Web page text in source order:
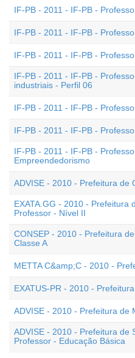
IF-PB - 2011 - IF-PB -
IF-PB - 2011 - IF-PB -
IF-PB - 2011 - IF-PB -
IF-PB - 2011 - IF-PB -
industriais - Perfil 06
IF-PB - 2011 - IF-PB -
IF-PB - 2011 - IF-PB -
IF-PB - 2011 - IF-PB -
Empreendedorismo
ADVISE - 2010 - Prefeitura de
EXATA.GG - 2010 - Prefeitura
Professor - Nível II
CONSEP - 2010 - Prefeitura
Classe A
METTA C&amp;C - 2010 -
EXATUS-PR - 2010 -
ADVISE - 2010 - Prefeitura de
ADVISE - 2010 - Prefeitura de
Professor - Educação Básica